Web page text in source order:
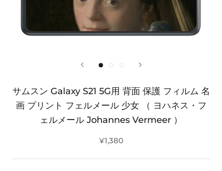
サムスン Galaxy S21 5G用 背面 保護 フィルム 名
画 プリント フェルメール 少女 （ ヨハネス・フ
ェルメール Johannes Vermeer ）
¥1,380